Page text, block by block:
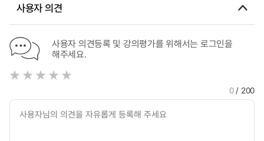
사용자 의견
사용자 의견등록 및 강의평가를 위해서는 로그인을
해주세요.
0/ 200